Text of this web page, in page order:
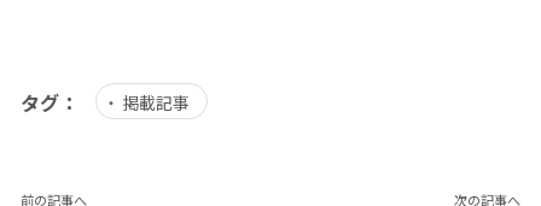
タグ： 掲載記事
前の記事へ 次の記事へ